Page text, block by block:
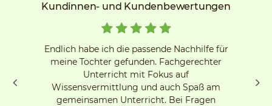
Kundinnen- und Kundenbewertungen
Endlich habe ich die passende Nachhilfe für
meine Tochter gefunden. Fachgerechter
Unterricht mit Fokus auf
Wissensvermittlung und auch Spaß am
gemeinsamen Unterricht. Bei Fragen